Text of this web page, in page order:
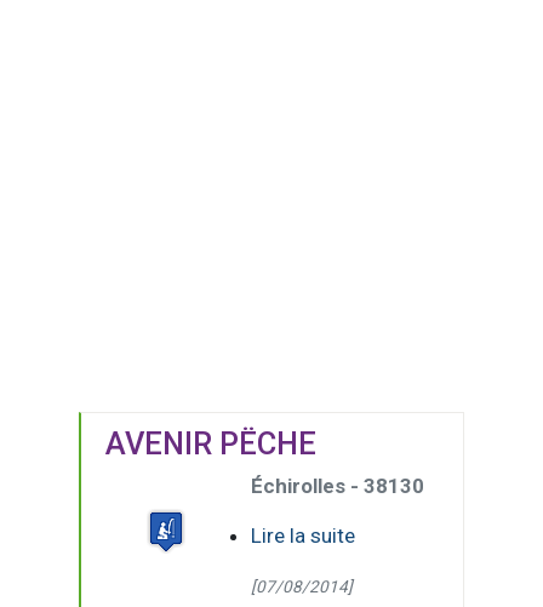
AVENIR PËCHE
Échirolles - 38130
Lire la suite
[07/08/2014]